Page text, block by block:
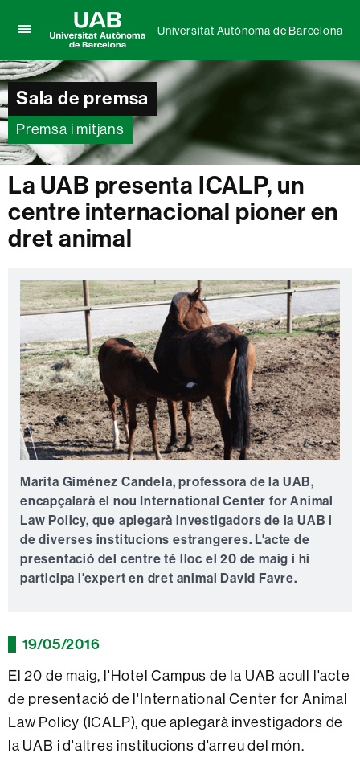
per
desplegar
el
menú
de
Universitat
Autònoma
de
Barcelona
Universitat
Autònoma
de
Barcelona
Universitat Autònoma de Barcelona
Sala de premsa
Premsa i mitjans
La UAB presenta ICALP, un
centre internacional pioner en
dret animal
Marita Giménez Candela, professora de la UAB,
encapçalarà el nou International Center for Animal
Law Policy, que aplegarà investigadors de la UAB i
de diverses institucions estrangeres. L'acte de
presentació del centre té lloc el 20 de maig i hi
participa l'expert en dret animal David Favre.
19/05/2016
El 20 de maig, l'Hotel Campus de la UAB acull l'acte
de presentació de l'International Center for Animal
Law Policy (ICALP), que aplegarà investigadors de
la UAB i d'altres institucions d'arreu del món.